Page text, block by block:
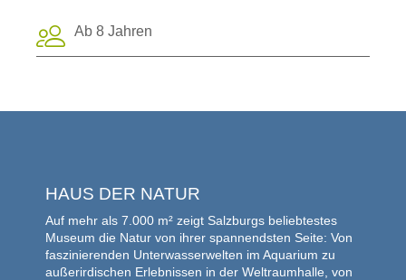
Ab 8 Jahren
HAUS DER NATUR
Auf mehr als 7.000 m² zeigt Salzburgs beliebtestes
Museum die Natur von ihrer spannendsten Seite: Von
faszinierenden Unterwasserwelten im Aquarium zu
außerirdischen Erlebnissen in der Weltraumhalle, von